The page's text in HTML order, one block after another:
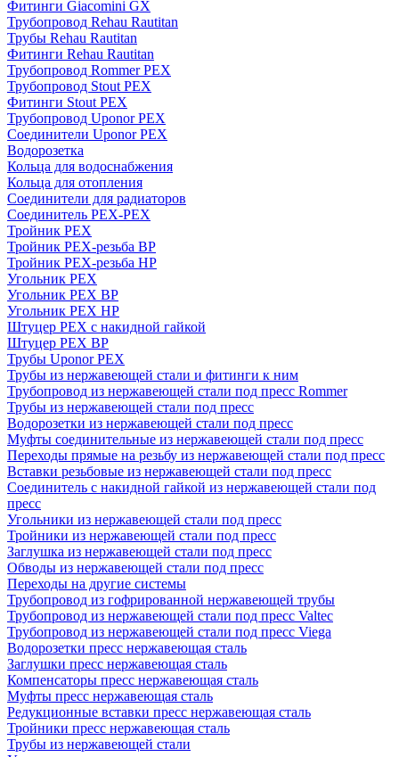
Фитинги Giacomini GX
Трубопровод Rehau Rautitan
Трубы Rehau Rautitan
Фитинги Rehau Rautitan
Трубопровод Rommer PEX
Трубопровод Stout PEX
Фитинги Stout PEX
Трубопровод Uponor PEX
Соединители Uponor PEX
Водорозетка
Кольца для водоснабжения
Кольца для отопления
Соединители для радиаторов
Соединитель PEX-PEX
Тройник PEX
Тройник PEX-резьба ВР
Тройник PEX-резьба НР
Угольник PEX
Угольник PEX ВР
Угольник PEX НР
Штуцер PEX c накидной гайкой
Штуцер PEX ВР
Трубы Uponor PEX
Трубы из нержавеющей стали и фитинги к ним
Трубопровод из нержавеющей стали под пресс Rommer
Трубы из нержавеющей стали под пресс
Водорозетки из нержавеющей стали под пресс
Муфты соединительные из нержавеющей стали под пресс
Переходы прямые на резьбу из нержавеющей стали под пресс
Вставки резьбовые из нержавеющей стали под пресс
Соединитель с накидной гайкой из нержавеющей стали под
пресс
Угольники из нержавеющей стали под пресс
Тройники из нержавеющей стали под пресс
Заглушка из нержавеющей стали под пресс
Обводы из нержавеющей стали под пресс
Переходы на другие системы
Трубопровод из гофрированной нержавеющей трубы
Трубопровод из нержавеющей стали под пресс Valtec
Трубопровод из нержавеющей стали под пресс Viega
Водорозетки пресс нержавеющая сталь
Заглушки пресс нержавеющая сталь
Компенсаторы пресс нержавеющая сталь
Муфты пресс нержавеющая сталь
Редукционные вставки пресс нержавеющая сталь
Тройники пресс нержавеющая сталь
Трубы из нержавеющей стали